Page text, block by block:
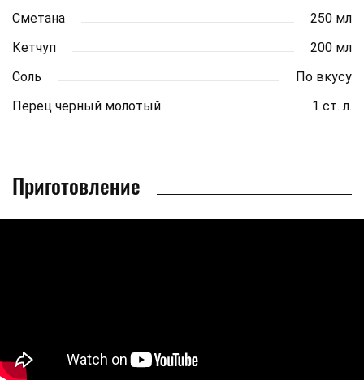
Сметана
250 мл
Кетчуп
200 мл
Соль
По вкусу
Перец черный молотый
1 ст. л.
Приготовление